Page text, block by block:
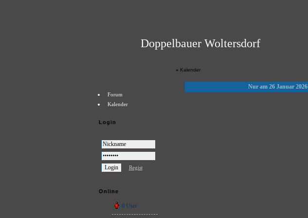
Doppelbauer Woltersdorf
» Kalender
Forum
Kalender
Login
Regist
Online
0 User
Nur am 26 Januar 2026